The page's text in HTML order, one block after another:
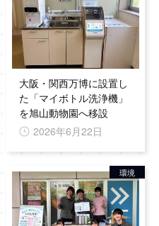
大阪・関西万博に設置し
た「マイボトル洗浄機」
を旭山動物園へ移設
2026年6月22日
環境